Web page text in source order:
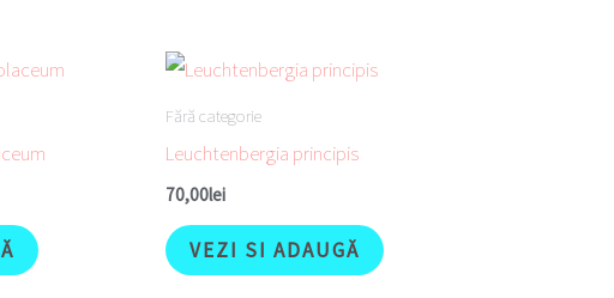
Fără categorie
Leuchtenbergia principis
70,00lei
VEZI SI ADAUGĂ